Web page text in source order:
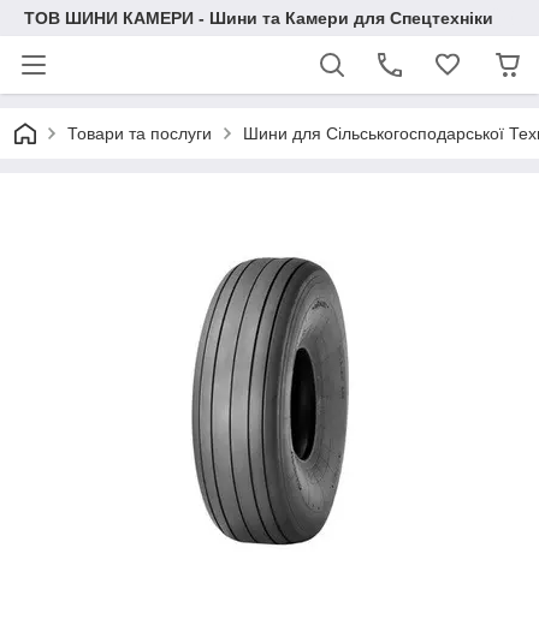
ТОВ ШИНИ КАМЕРИ - Шини та Камери для Спецтехніки
Товари та послуги Шини для Сільськогосподарської